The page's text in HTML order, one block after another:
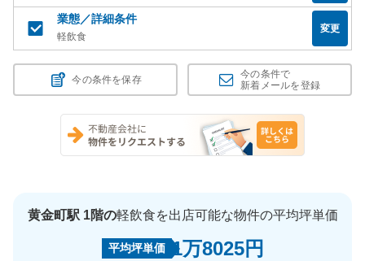
業態／詳細条件
軽飲食
変更
今の条件を保存
今の条件で
新着メールを登録
黄金町駅 1階の軽飲食を出店可能な物件の平均坪単価
平均坪単価 1万8025円